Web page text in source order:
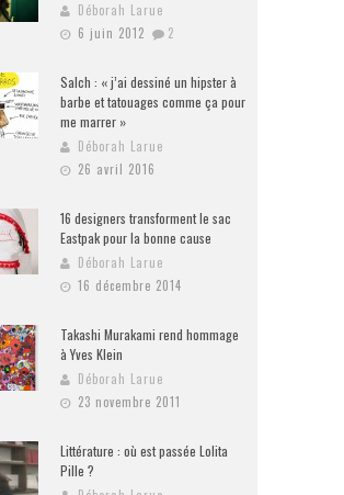
Déborah Larue
6 juin 2012
2
Salch : « j’ai dessiné un hipster à
barbe et tatouages comme ça pour
me marrer »
Déborah Larue
26 avril 2016
16 designers transforment le sac
Eastpak pour la bonne cause
Déborah Larue
16 décembre 2014
Takashi Murakami rend hommage
à Yves Klein
Déborah Larue
23 novembre 2011
Littérature : où est passée Lolita
Pille ?